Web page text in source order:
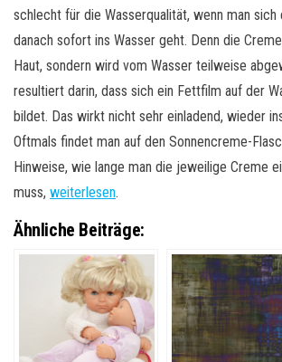
schlecht für die Wasserqualität, wenn man sich
danach sofort ins Wasser geht. Denn die
Haut, sondern wird vom Wasser teilweise
resultiert darin, dass sich ein Fettfilm auf der
bildet. Das wirkt nicht sehr einladend, wieder
Oftmals findet man auf den Sonnencreme-
Hinweise, wie lange man die jeweilige Creme
muss, weiterlesen.
Ähnliche Beiträge: